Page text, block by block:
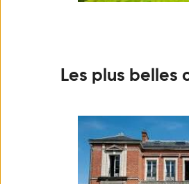
Les plus belles